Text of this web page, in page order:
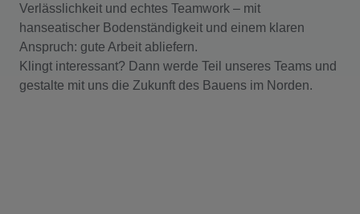
Verlässlichkeit und echtes Teamwork – mit
hanseatischer Bodenständigkeit und einem klaren
Anspruch: gute Arbeit abliefern.
Klingt interessant? Dann werde Teil unseres Teams und
gestalte mit uns die Zukunft des Bauens im Norden.